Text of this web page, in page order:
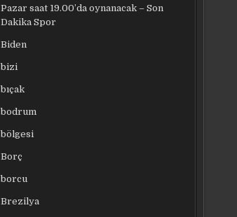
Pazar saat 19.00’da oynanacak – Son
Dakika Spor
Biden
bizi
bıçak
bodrum
bölgesi
Borç
borcu
Brezilya